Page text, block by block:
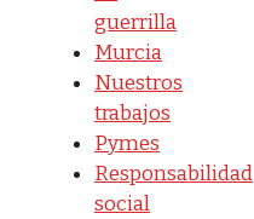
guerrilla
Murcia
Nuestros
trabajos
Pymes
Responsabilidad
social